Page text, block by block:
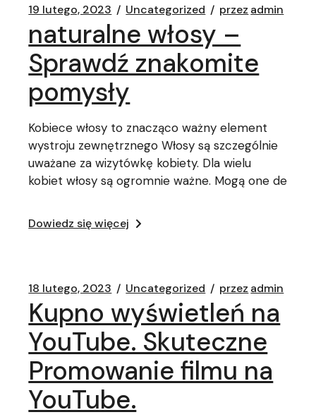
19 lutego, 2023 Uncategorized przez admin
naturalne włosy –
Sprawdź znakomite
pomysły
Kobiece włosy to znacząco ważny element
wystroju zewnętrznego Włosy są szczególnie
uważane za wizytówkę kobiety. Dla wielu
kobiet włosy są ogromnie ważne. Mogą one de
Dowiedz się więcej
18 lutego, 2023 Uncategorized przez admin
Kupno wyświetleń na
YouTube. Skuteczne
Promowanie filmu na
YouTube.